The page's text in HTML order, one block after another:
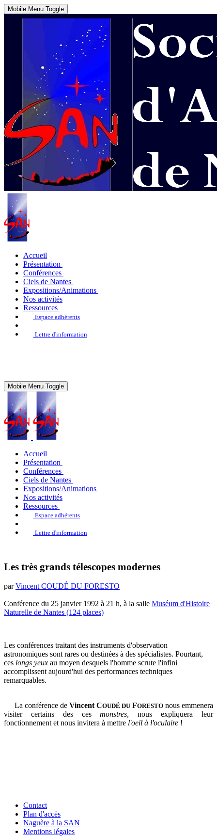
Mobile Menu Toggle
Accueil
Présentation
Conférences
Ciels de Nantes
Expositions/Animations
Nos activités
Ressources
Espace adhérents
Lettre d'information
Mobile Menu Toggle
Accueil
Présentation
Conférences
Ciels de Nantes
Expositions/Animations
Nos activités
Ressources
Espace adhérents
Lettre d'information
Les très grands télescopes modernes
parVincent COUDÉ DU FORESTO
Conférence du 25 janvier 1992 à 21 h, à la salle Muséum d'Histoire
Naturelle de Nantes (124 places)
Les conférences traitant des instruments d'observation
astronomiques sont rares ou destinées à des spécialistes. Pourtant,
ces longs yeux au moyen desquels l'homme scrute l'infini
accomplissent aujourd'hui des performances techniques
remarquables.
La conférence deVincent COUDÉ DU FORESTOnous emmenera
visiter certains des cesmonstres, nous expliquera leur
fonctionnement et nous invitera à mettre l'oeil à l'oculaire !
Contact
Plan d'accès
Naguère à la SAN
Mentions légales